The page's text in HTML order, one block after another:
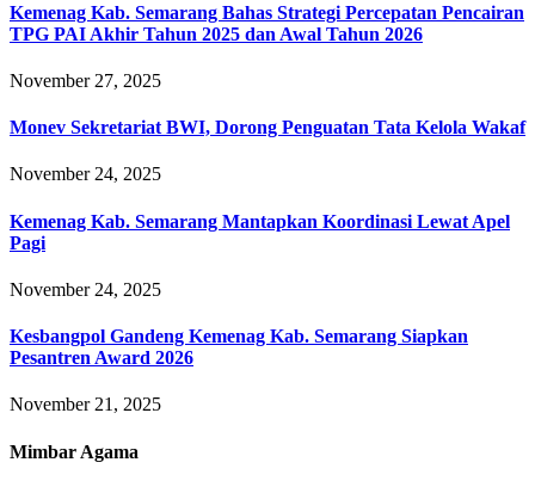
Kemenag Kab. Semarang Bahas Strategi Percepatan Pencairan
TPG PAI Akhir Tahun 2025 dan Awal Tahun 2026
November 27, 2025
Monev Sekretariat BWI, Dorong Penguatan Tata Kelola Wakaf
November 24, 2025
Kemenag Kab. Semarang Mantapkan Koordinasi Lewat Apel
Pagi
November 24, 2025
Kesbangpol Gandeng Kemenag Kab. Semarang Siapkan
Pesantren Award 2026
November 21, 2025
Mimbar Agama